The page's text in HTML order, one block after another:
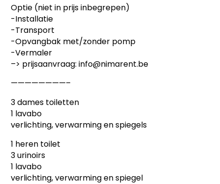
Optie (niet in prijs inbegrepen)
-Installatie
-Transport
-Opvangbak met/zonder pomp
-Vermaler
–> prijsaanvraag: info@nimarent.be
————————–
3 dames toiletten
1 lavabo
verlichting, verwarming en spiegels
1 heren toilet
3 urinoirs
1 lavabo
verlichting, verwarming en spiegel